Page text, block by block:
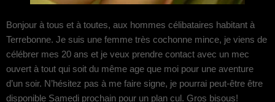
Bonjour à tous et à toutes, aux hommes célibataires habitant à
Terrebonne. Je suis une femme très cochonne mince, je viens de
célébrer mes 20 ans et je veux prendre contact avec un mec
ouvert à tout qui soit du même age que moi pour une aventure
d’un soir. N’hésitez pas à me faire signe, je pourrai peut-être être
disponible Samedi prochain pour un plan cul. Gros bisous!